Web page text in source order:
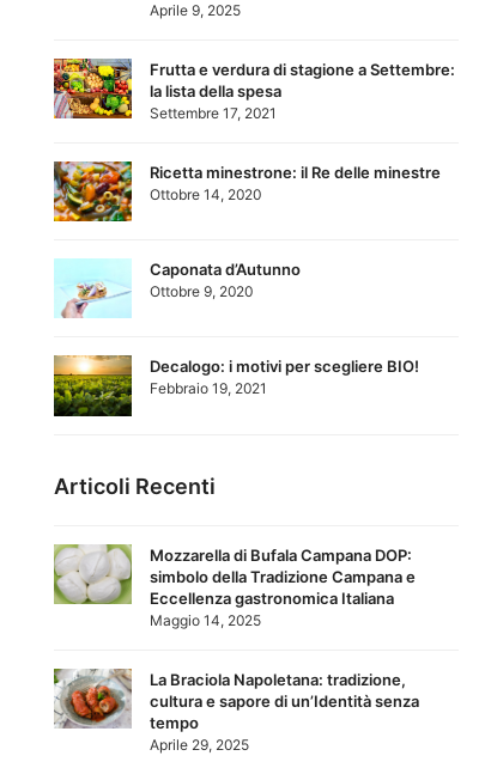
Aprile 9, 2025
Frutta e verdura di stagione a Settembre:
la lista della spesa
Settembre 17, 2021
Ricetta minestrone: il Re delle minestre
Ottobre 14, 2020
Caponata d’Autunno
Ottobre 9, 2020
Decalogo: i motivi per scegliere BIO!
Febbraio 19, 2021
Articoli Recenti
Mozzarella di Bufala Campana DOP:
simbolo della Tradizione Campana e
Eccellenza gastronomica Italiana
Maggio 14, 2025
La Braciola Napoletana: tradizione,
cultura e sapore di un’Identità senza
tempo
Aprile 29, 2025